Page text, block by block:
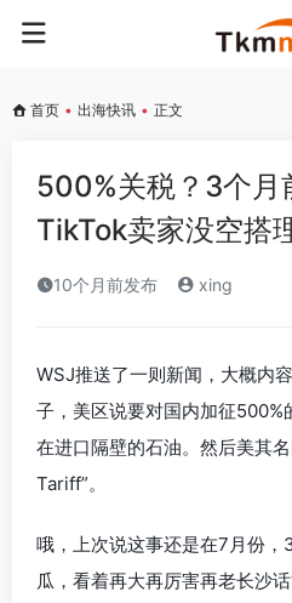
首页 • 出海快讯 • 正文
500%关税？3个月
TikTok卖家没空搭
10个月前发布 xing
WSJ推送了一则新闻，大概内
子，美区说要对国内加征500%
在进口隔壁的石油。然后美其
Tariff”。
哦，上次说这事还是在7月份，
瓜，看着再大再厉害再老长沙